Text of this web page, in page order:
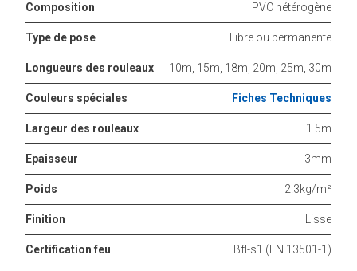
Composition PVC hétérogène
Type de pose Libre ou permanente
Longueurs des rouleaux 10m, 15m, 18m, 20m, 25m, 30m
Couleurs spéciales Fiches Techniques
Largeur des rouleaux 1.5m
Epaisseur 3mm
Poids 2.3kg/m²
Finition Lisse
Certification feu Bfl-s1 (EN 13501-1)